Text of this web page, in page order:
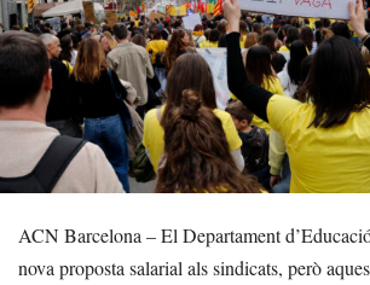
ACN Barcelona – El Departament
nova proposta salarial als sindicats, però